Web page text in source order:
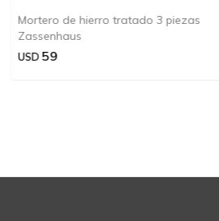
Mortero de hierro tratado 3 piezas
Zassenhaus
USD 59